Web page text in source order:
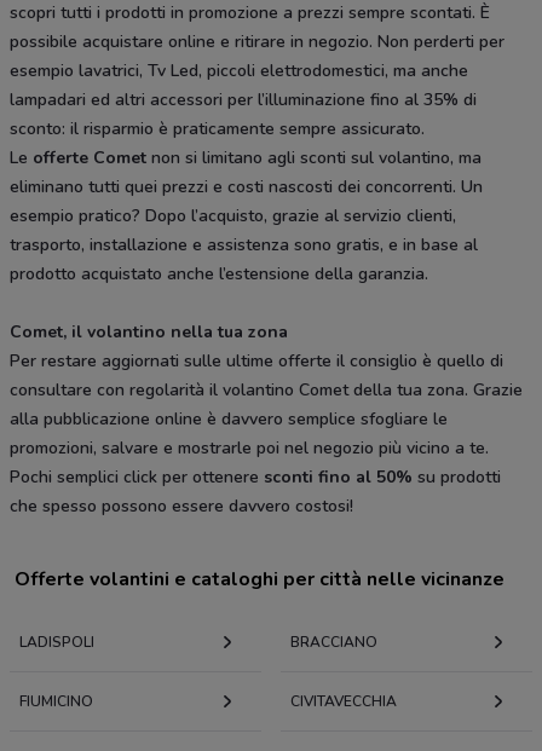
scopri tutti i prodotti in promozione a prezzi sempre scontati. È
possibile acquistare online e ritirare in negozio. Non perderti per
esempio lavatrici, Tv Led, piccoli elettrodomestici, ma anche
lampadari ed altri accessori per l’illuminazione fino al 35% di
sconto: il risparmio è praticamente sempre assicurato.
Le offerte Comet non si limitano agli sconti sul volantino, ma
eliminano tutti quei prezzi e costi nascosti dei concorrenti. Un
esempio pratico? Dopo l’acquisto, grazie al servizio clienti,
trasporto, installazione e assistenza sono gratis, e in base al
prodotto acquistato anche l’estensione della garanzia.
Comet, il volantino nella tua zona
Per restare aggiornati sulle ultime offerte il consiglio è quello di
consultare con regolarità il volantino Comet della tua zona. Grazie
alla pubblicazione online è davvero semplice sfogliare le
promozioni, salvare e mostrarle poi nel negozio più vicino a te.
Pochi semplici click per ottenere sconti fino al 50% su prodotti
che spesso possono essere davvero costosi!
Offerte volantini e cataloghi per città nelle vicinanze
LADISPOLI BRACCIANO
FIUMICINO CIVITAVECCHIA